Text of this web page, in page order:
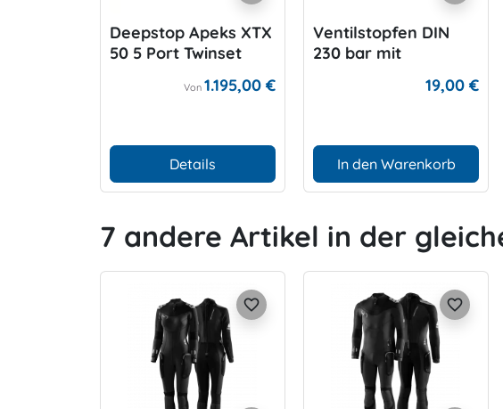
Deepstop Apeks XTX
50 5 Port Twinset
Von 1.195,00 €
Details
Ventilstopfen DIN
230 bar mit
19,00 €
In den Warenkorb
7 andere Artikel in der
favorite_border favorite_border